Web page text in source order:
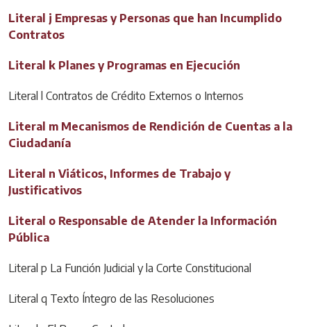
Literal j Empresas y Personas que han Incumplido
Contratos
Literal k Planes y Programas en Ejecución
Literal l Contratos de Crédito Externos o Internos
Literal m Mecanismos de Rendición de Cuentas a la
Ciudadanía
Literal n Viáticos, Informes de Trabajo y
Justificativos
Literal o Responsable de Atender la Información
Pública
Literal p La Función Judicial y la Corte Constitucional
Literal q Texto Íntegro de las Resoluciones